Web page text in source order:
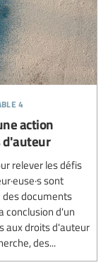
4
action
d'auteur
relever les défis
sont
des documents
conclusion d'un
aux droits d'auteur
des...